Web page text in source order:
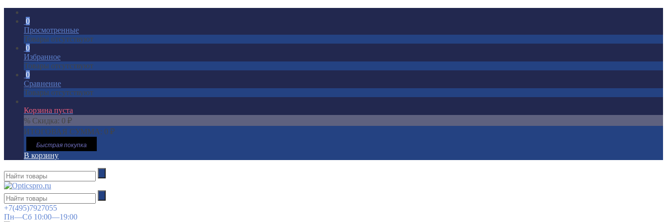
0
Просмотренные
Товары отсутствуют
0
Избранное
Товары отсутствуют
0
Сравнение
Товары отсутствуют
Корзина пуста
% Скидка: 0 ₽
ИТОГОВАЯ СУММА: 0 ₽
Быстрая покупка
В корзину
+7(495)7927055
Пн—Сб 10:00—19:00